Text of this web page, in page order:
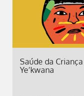
Saúde da
Ye’kwana